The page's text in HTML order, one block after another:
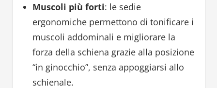
Muscoli più forti: le sedie
ergonomiche permettono di tonificare i
muscoli addominali e migliorare la
forza della schiena grazie alla posizione
“in ginocchio”, senza appoggiarsi allo
schienale.